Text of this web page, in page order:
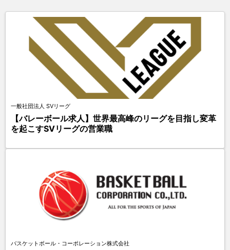
一般社団法人 SVリーグ
【バレーボール求人】世界最高峰のリーグを目指し変革
を起こすSVリーグの営業職
バスケットボール・コーポレーション株式会社